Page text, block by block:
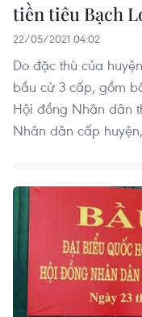
tiền tiêu Bạch
22/05/2021 04:02
Do đặc thù của
bầu cử 3 cấp, gồm
Hội đồng Nhân dân
Nhân dân cấp